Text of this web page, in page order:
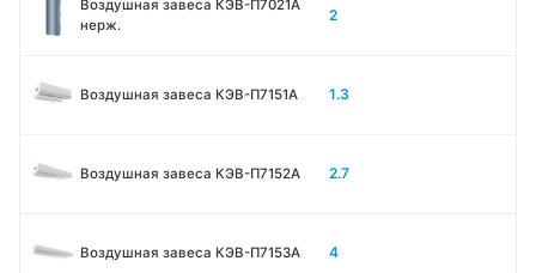
Воздушная завеса КЭВ-П7021A
нерж.
2
Воздушная завеса КЭВ-П7151A 1.3
Воздушная завеса КЭВ-П7152A 2.7
Воздушная завеса КЭВ-П7153A 4